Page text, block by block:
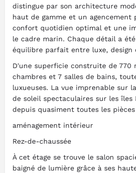
distingue par son architecture
haut de gamme et un agencement
confort quotidien optimal et une
le cadre marin. Chaque détail a
équilibre parfait entre luxe, design
D'une superficie construite de 770
chambres et 7 salles de bains,
luxueuses. La vue imprenable sur
de soleil spectaculaires sur les îles
depuis quasiment toutes les
aménagement intérieur
Rez-de-chaussée
À cet étage se trouve le salon
baigné de lumière grâce à ses